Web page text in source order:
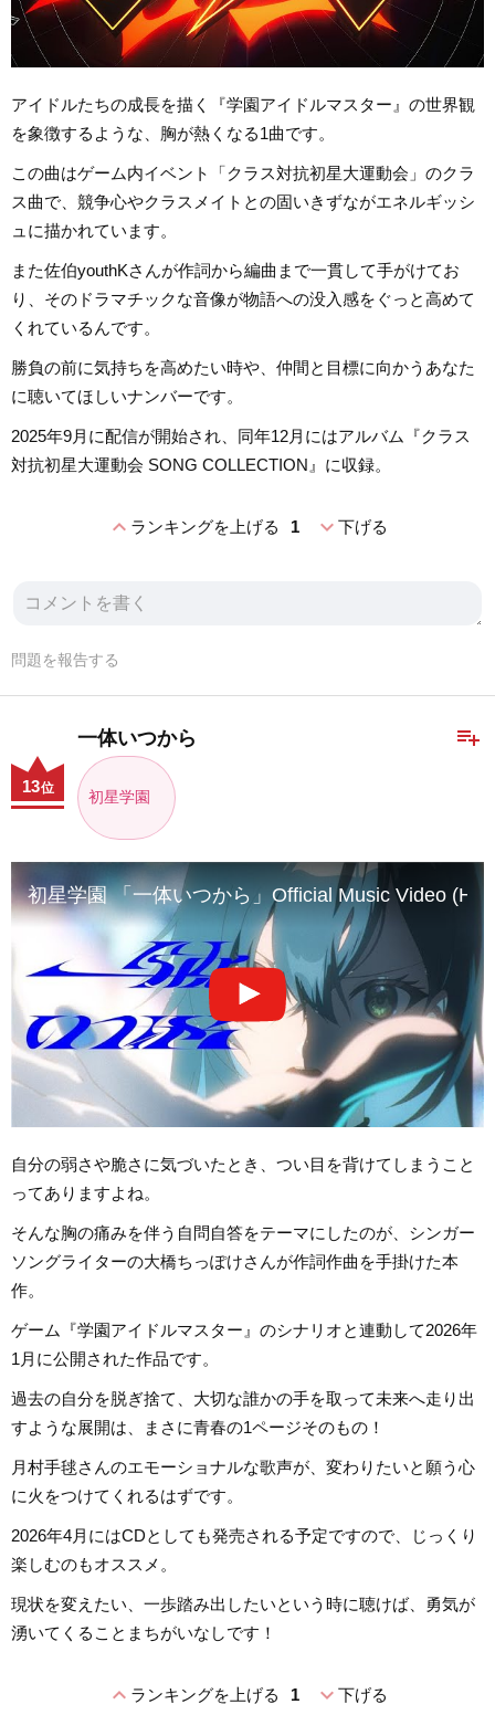
アイドルたちの成長を描く『学園アイドルマスター』の世界観
を象徴するような、胸が熱くなる1曲です。
この曲はゲーム内イベント「クラス対抗初星大運動会」のクラ
ス曲で、競争心やクラスメイトとの固いきずながエネルギッシ
ュに描かれています。
また佐伯youthKさんが作詞から編曲まで一貫して手がけてお
り、そのドラマチックな音像が物語への没入感をぐっと高めて
くれているんです。
勝負の前に気持ちを高めたい時や、仲間と目標に向かうあなた
に聴いてほしいナンバーです。
2025年9月に配信が開始され、同年12月にはアルバム『クラス
対抗初星大運動会 SONG COLLECTION』に収録。
expand_lessランキングを上げる 1 expand_more下げる
問題を報告する
playlist_add
一体いつから
初星学園
13位
初星学園 「一体いつから」Official Music Video
自分の弱さや脆さに気づいたとき、つい目を背けてしまうこと
ってありますよね。
そんな胸の痛みを伴う自問自答をテーマにしたのが、シンガー
ソングライターの大橋ちっぽけさんが作詞作曲を手掛けた本
作。
ゲーム『学園アイドルマスター』のシナリオと連動して2026年
1月に公開された作品です。
過去の自分を脱ぎ捨て、大切な誰かの手を取って未来へ走り出
すような展開は、まさに青春の1ページそのもの！
月村手毬さんのエモーショナルな歌声が、変わりたいと願う心
に火をつけてくれるはずです。
2026年4月にはCDとしても発売される予定ですので、じっくり
楽しむのもオススメ。
現状を変えたい、一歩踏み出したいという時に聴けば、勇気が
湧いてくることまちがいなしです！
expand_lessランキングを上げる 1 expand_more下げる